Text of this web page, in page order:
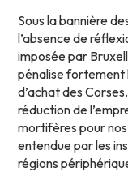
Sous la bannière
l’absence de
imposée par
pénalise fortement
d’achat des
réduction de
mortifères pour
entendue par les
régions